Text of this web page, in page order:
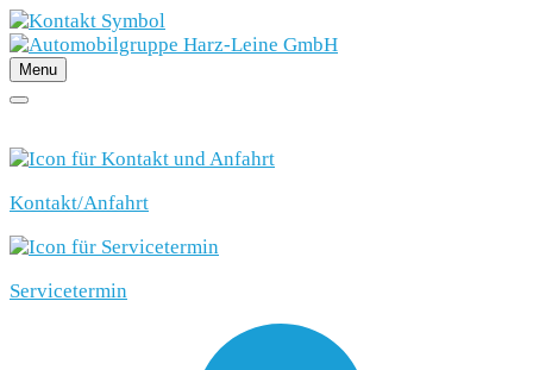
Menu
Kontakt/Anfahrt
Servicetermin